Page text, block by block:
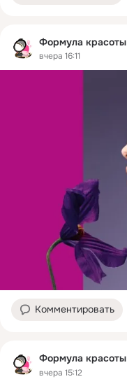
Формула красоты
вчера 16:11
Комментировать
Формула красоты
вчера 15:12